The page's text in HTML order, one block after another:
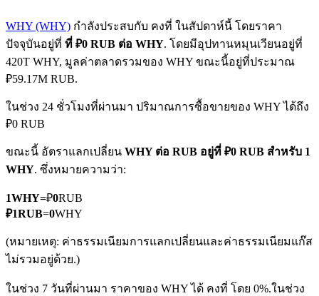
ฟิวเจอร์ส COIN-M
TradFi
อนุพันธ์ของหุ้น ฟอเร็กซ์ โลหะมีค่า และสินค้าโภคภัณฑ์
WHY (WHY) กำลังประสบกับ คงที่ ในสัปดาห์นี้ โดยราคา
ปัจจุบันอยู่ที่ ที่ ₽0 RUB ต่อ WHY. โดยมีอุปทานหมุนเวียนอยู่ที่
420T WHY, มูลค่าตลาดรวมของ WHY ขณะนี้อยู่ที่ประมาณ
₽59.17M RUB.
ในช่วง 24 ชั่วโมงที่ผ่านมา ปริมาณการซื้อขายของ WHY ได้ถึง
₽0 RUB
ขณะนี้ อัตราแลกเปลี่ยน WHY ต่อ RUB อยู่ที่ ₽0 RUB สำหรับ 1
WHY. ซึ่งหมายความว่า:
1WHY=₽0RUB
₽1RUB=0WHY
(หมายเหตุ: ค่าธรรมเนียมการแลกเปลี่ยนและค่าธรรมเนียมแก๊ส
ไม่รวมอยู่ด้วย.)
ในช่วง 7 วันที่ผ่านมา ราคาของ WHY ได้ คงที่ โดย 0%.ในช่วง